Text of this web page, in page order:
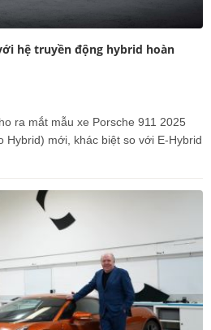
hệ truyền động hybrid hoàn
ra mắt mẫu xe Porsche 911 2025
Hybrid) mới, khác biệt so với E-Hybrid